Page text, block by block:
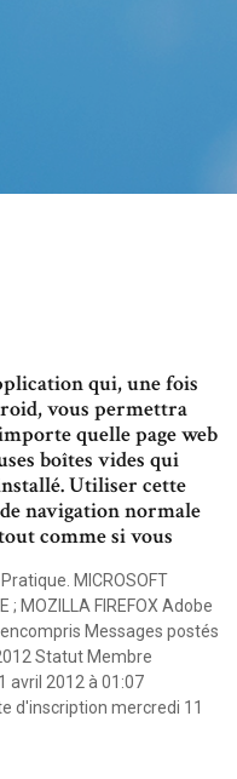
qui, une fois
vous permettra
quelle page web
boîtes vides qui
Utiliser cette
navigation normale
comme si vous
Pratique. MICROSOFT
; MOZILLA FIREFOX Adobe
Messages postés
Statut Membre
avril 2012 à 01:07
d'inscription mercredi 11